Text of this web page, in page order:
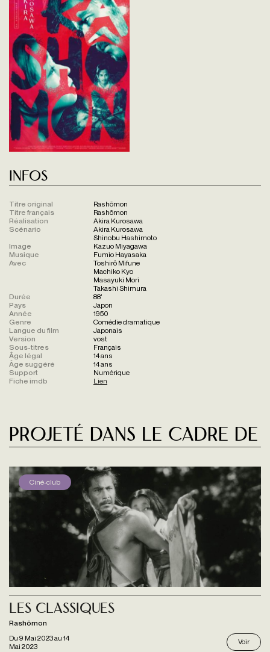
Infos
Titre original
Rashōmon
Titre français
Rashōmon
Réalisation
Akira Kurosawa
Scénario
Akira Kurosawa
Shinobu Hashimoto
Image
Kazuo Miyagawa
Musique
Fumio Hayasaka
Avec
Toshirô Mifune
Machiko Kyo
Masayuki Mori
Takashi Shimura
Durée
88'
Pays
Japon
Année
1950
Genre
Comédie dramatique
Langue du film
Japonais
Version
vost
Sous-titres
Français
Âge légal
14 ans
Âge suggéré
14 ans
Support
Numérique
Fiche imdb
Lien
Projeté dans le cadre de
Ciné-club
Du 9 Mai 2023au 14
Mai 2023
Les Classiques
Rashōmon
Voir